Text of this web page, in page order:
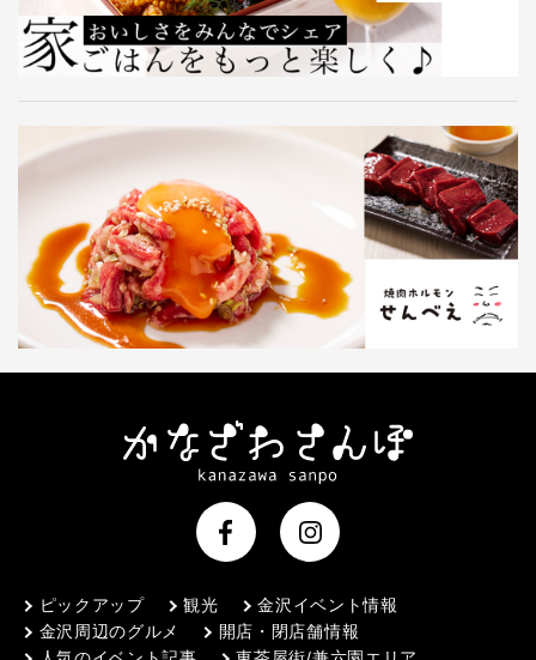
ピックアップ 観光
金沢イベント情報
金沢周辺のグルメ
開店・閉店舗情報